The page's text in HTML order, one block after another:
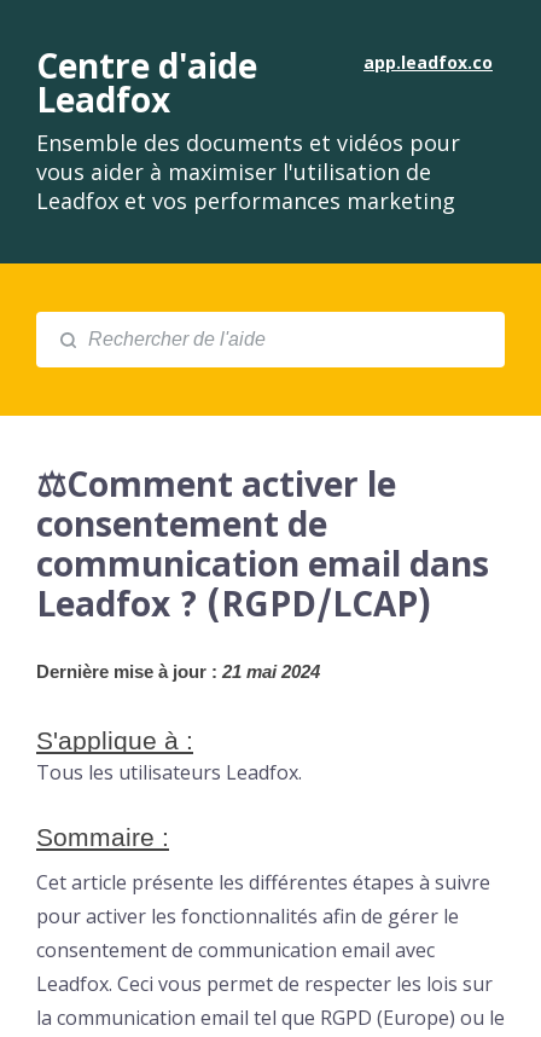
app.leadfox.co
Centre d'aide
Leadfox
Ensemble des documents et vidéos pour
vous aider à maximiser l'utilisation de
Leadfox et vos performances marketing
⚖️Comment activer le
consentement de
communication email dans
Leadfox ? (RGPD/LCAP)
Dernière mise à jour : 21 mai 2024
S'applique à :
Tous les utilisateurs Leadfox.
Sommaire :
Cet article présente les différentes étapes à suivre
pour activer les fonctionnalités afin de gérer le
consentement de communication email avec
Leadfox. Ceci vous permet de respecter les lois sur
la communication email tel que RGPD (Europe) ou le